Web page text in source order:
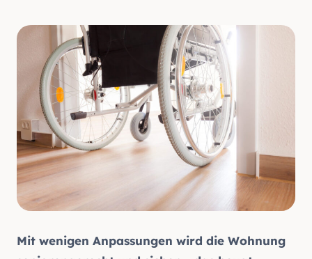
Mit wenigen Anpassungen wird die Wohnung